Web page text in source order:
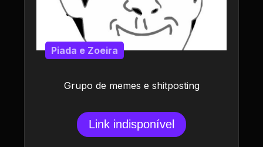
Grupo de memes e shitposting
Piada e Zoeira
Link indisponível